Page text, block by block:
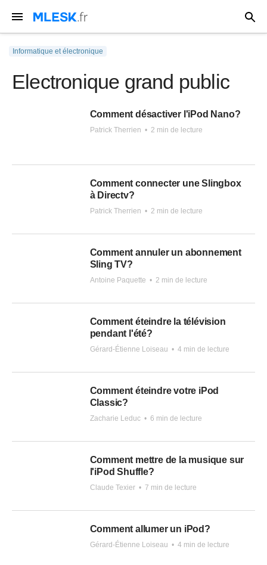
Informatique et électronique
Electronique grand public
Comment désactiver l'iPod Nano?
Patrick Therrien • 2 min de lecture
Comment connecter une Slingbox
à Directv?
Patrick Therrien • 2 min de lecture
Comment annuler un abonnement
Sling TV?
Antoine Paquette • 2 min de lecture
Comment éteindre la télévision
pendant l'été?
Gérard-Étienne Loiseau • 4 min de lecture
Comment éteindre votre iPod
Classic?
Zacharie Leduc • 6 min de lecture
Comment mettre de la musique sur
l'iPod Shuffle?
Claude Texier • 7 min de lecture
Comment allumer un iPod?
Gérard-Étienne Loiseau • 4 min de lecture